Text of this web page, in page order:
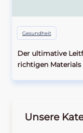
Gesundheit
Der ultimative
richtigen Materials
Unsere